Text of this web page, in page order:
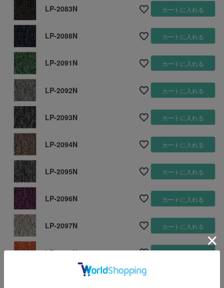
LP-2083N カートに入れる
LP-2088N カートに入れる
LP-2091N カートに入れる
LP-2092N カートに入れる
LP-2093N カートに入れる
LP-2094N カートに入れる
LP-2095N カートに入れる
LP-2096N カートに入れる
LP-2097N カートに入れる
LP-2098N カートに入れる